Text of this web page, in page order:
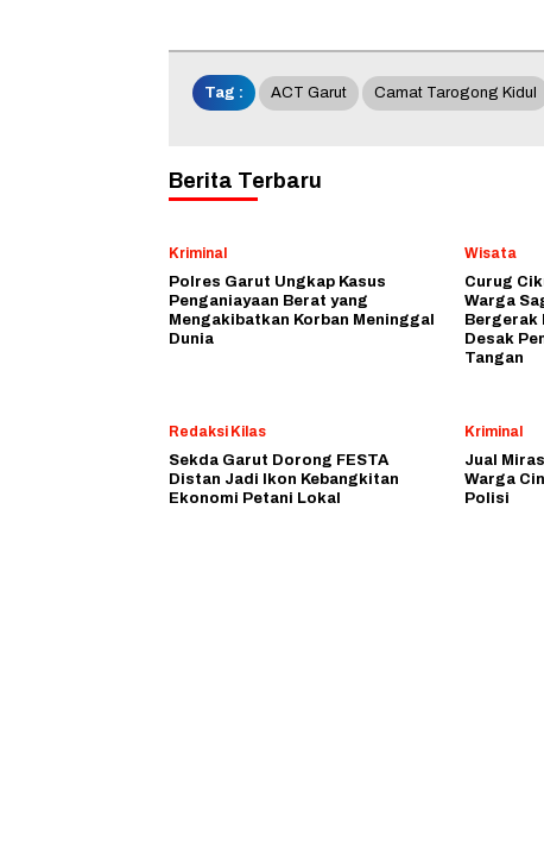
Tag : ACT Garut Camat Tarogong Kidul
Berita Terbaru
Kriminal
Polres Garut Ungkap Kasus
Penganiayaan Berat yang
Mengakibatkan Korban Meninggal
Dunia
Wisata
Curug
Warga
Bergerak
Desak
Tangan
Redaksi Kilas
Sekda Garut Dorong FESTA
Distan Jadi Ikon Kebangkitan
Ekonomi Petani Lokal
Kriminal
Jual
Warga
Polisi